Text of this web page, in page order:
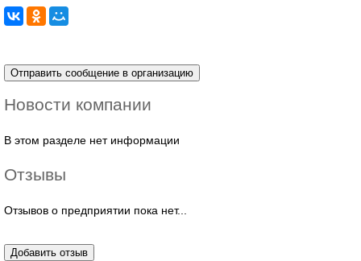
Новости компании
В этом разделе нет информации
Отзывы
Отзывов о предприятии пока нет...